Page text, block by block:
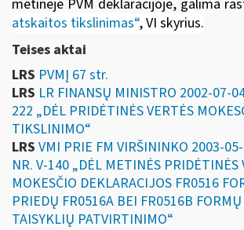
metinėje PVM deklaracijoje, galima
atskaitos tikslinimas“, VI skyrius.
Teises aktai
LRS PVMĮ 67 str.
LRS LR FINANSŲ MINISTRO 2002-07-
222 „DĖL PRIDĖTINĖS VERTĖS
TIKSLINIMO“
LRS VMI PRIE FM VIRŠININKO 2003-
NR. V-140 „DĖL METINĖS PRIDĖTINĖS
MOKESČIO DEKLARACIJOS FR0516
PRIEDŲ FR0516A BEI FR0516B
TAISYKLIŲ PATVIRTINIMO“